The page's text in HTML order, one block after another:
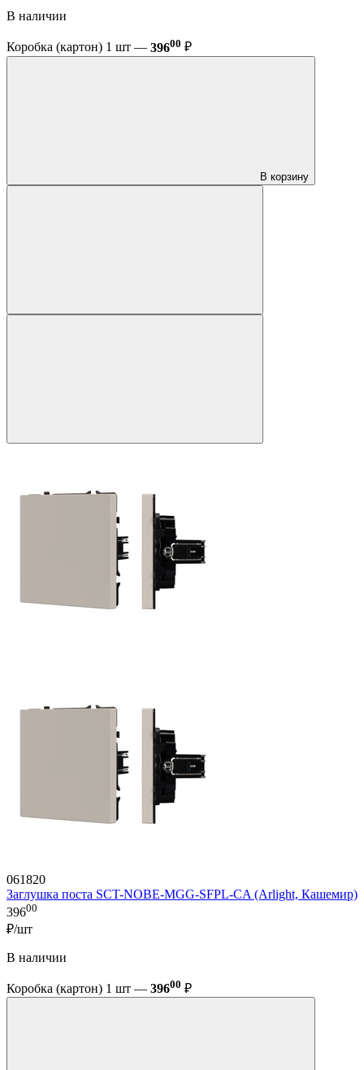
В наличии
Коробка (картон) 1 шт — 39600 ₽
В корзину
061820
Заглушка поста SCT-NOBE-MGG-SFPL-CA (Arlight, Кашемир)
39600
₽/шт
В наличии
Коробка (картон) 1 шт — 39600 ₽